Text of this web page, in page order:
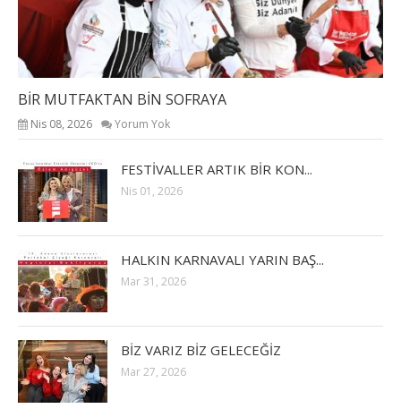
BİR MUTFAKTAN BİN SOFRAYA
Nis 08, 2026 Yorum Yok
FESTİVALLER ARTIK BİR KON...
Nis 01, 2026
HALKIN KARNAVALI YARIN BAŞ...
Mar 31, 2026
BİZ VARIZ BİZ GELECEĞİZ
Mar 27, 2026